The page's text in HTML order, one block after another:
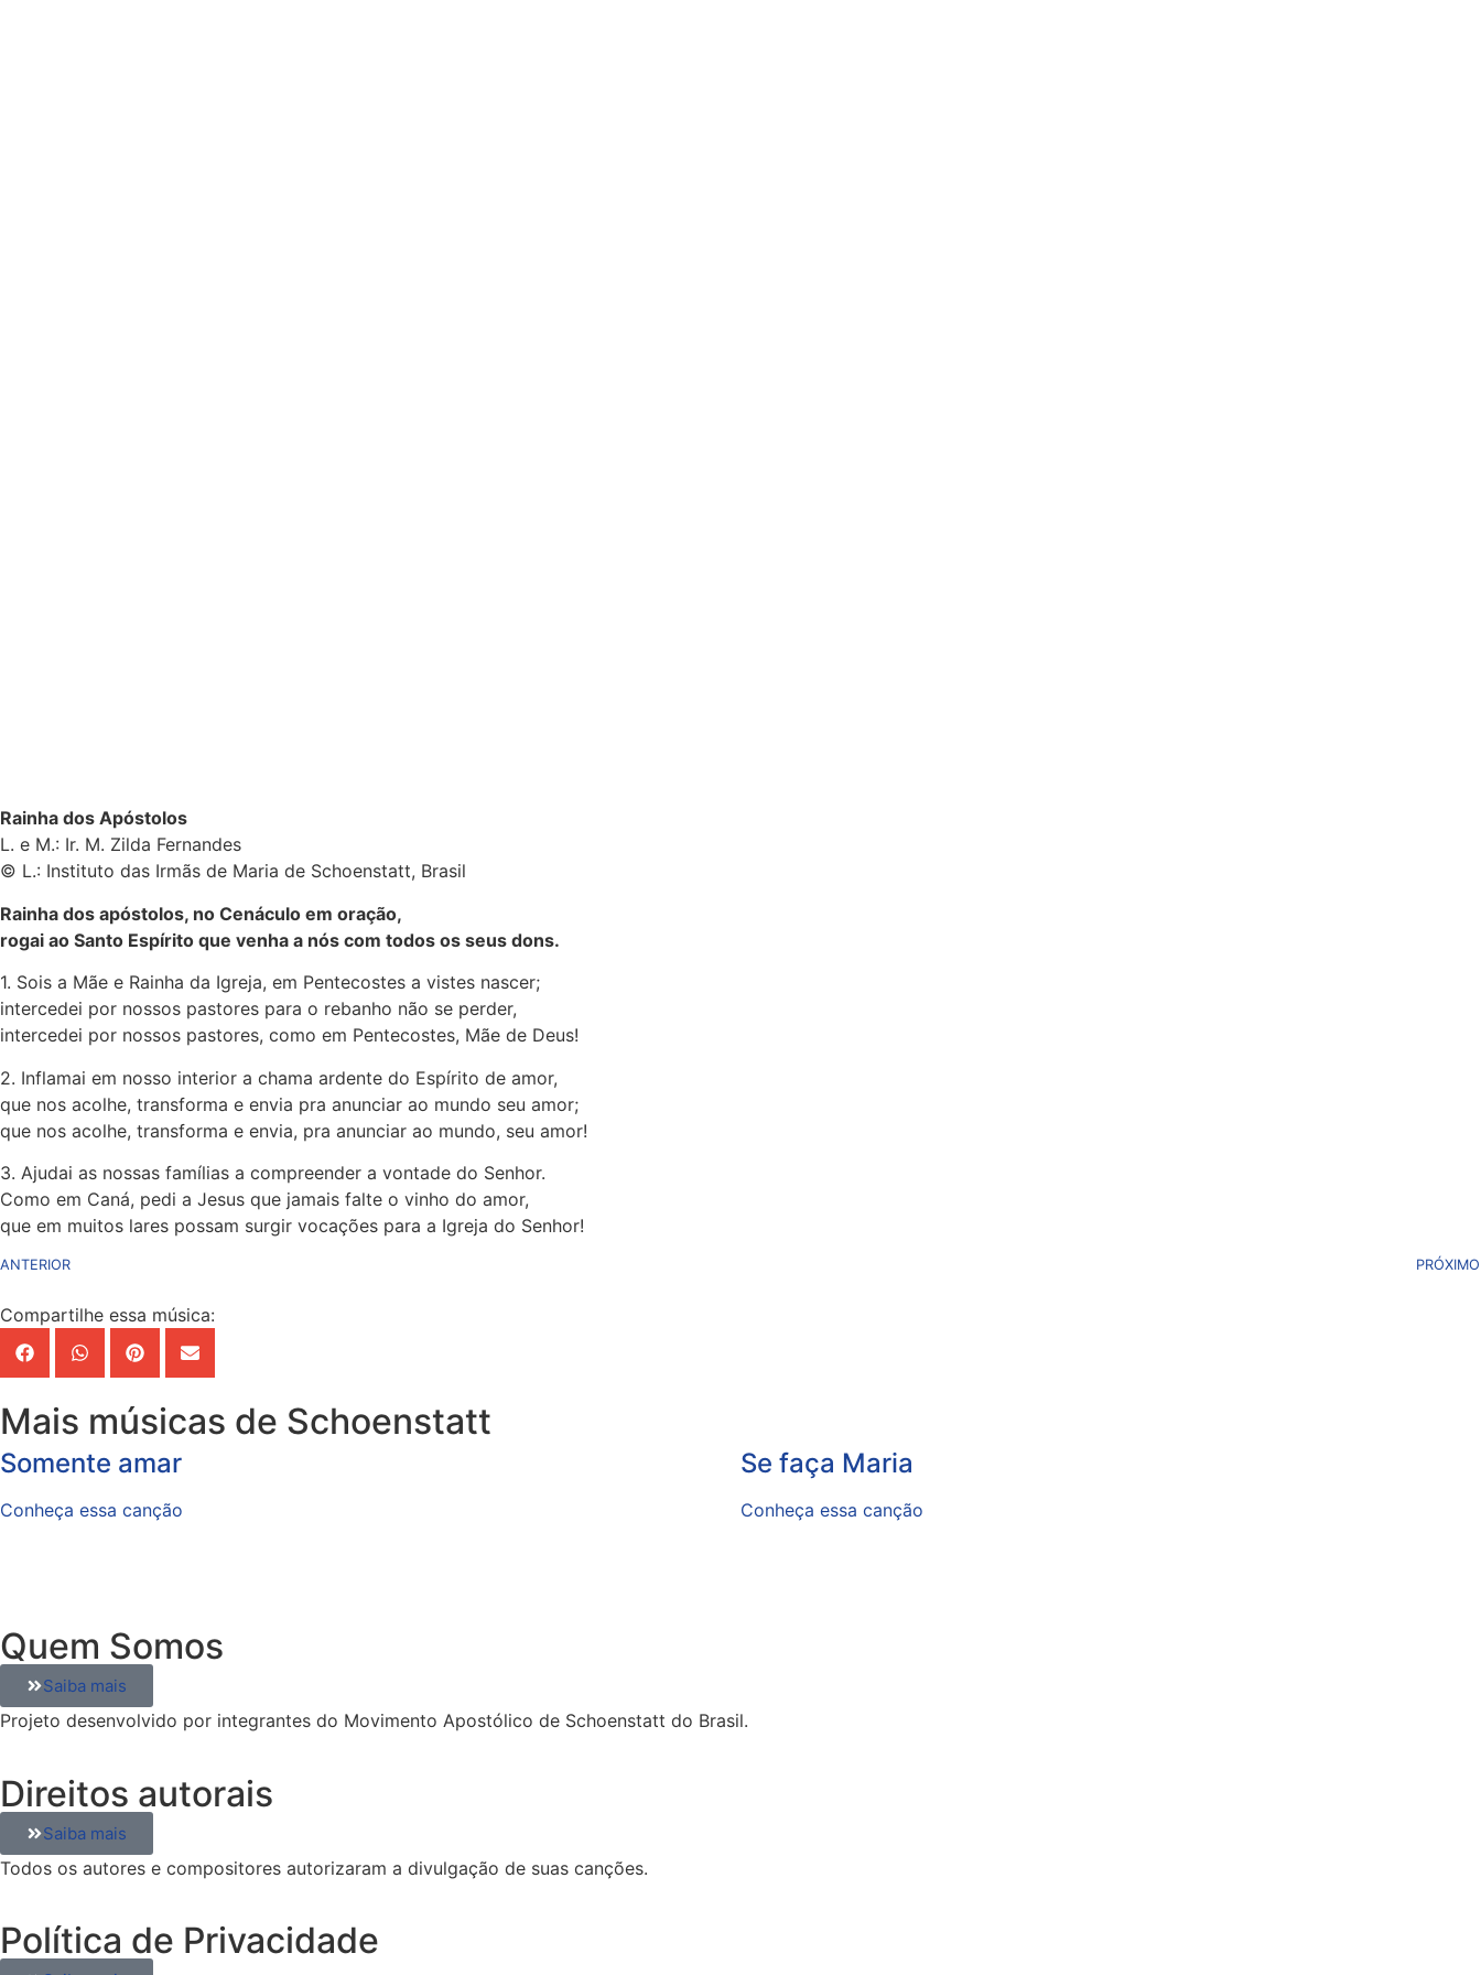
Rainha dos Apóstolos
L. e M.: Ir. M. Zilda Fernandes
© L.: Instituto das Irmãs de Maria de Schoenstatt, Brasil
Rainha dos apóstolos, no Cenáculo em oração,
rogai ao Santo Espírito que venha a nós com todos os seus dons.
1. Sois a Mãe e Rainha da Igreja, em Pentecostes a vistes nascer;
intercedei por nossos pastores para o rebanho não se perder,
intercedei por nossos pastores, como em Pentecostes, Mãe de Deus!
2. Inflamai em nosso interior a chama ardente do Espírito de amor,
que nos acolhe, transforma e envia pra anunciar ao mundo seu amor;
que nos acolhe, transforma e envia, pra anunciar ao mundo, seu amor!
3. Ajudai as nossas famílias a compreender a vontade do Senhor.
Como em Caná, pedi a Jesus que jamais falte o vinho do amor,
que em muitos lares possam surgir vocações para a Igreja do Senhor!
ANTERIOR PRÓXIMO
Compartilhe essa música:
Mais músicas de Schoenstatt
Somente amar
Conheça essa canção
Se faça Maria
Conheça essa canção
Quem Somos
Saiba mais
Projeto desenvolvido por integrantes do Movimento Apostólico de Schoenstatt do Brasil.
Direitos autorais
Saiba mais
Todos os autores e compositores autorizaram a divulgação de suas canções.
Política de Privacidade